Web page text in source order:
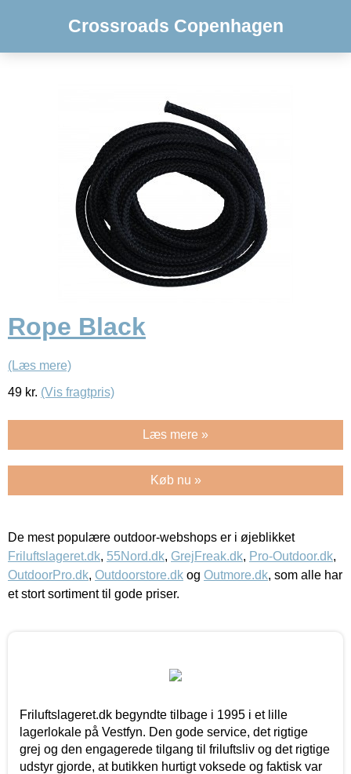
Crossroads Copenhagen
Rope Black
(Læs mere)
49 kr. (Vis fragtpris)
Læs mere »
Køb nu »
De mest populære outdoor-webshops er i øjeblikket
Friluftslageret.dk, 55Nord.dk, GrejFreak.dk, Pro-Outdoor.dk,
OutdoorPro.dk, Outdoorstore.dk og Outmore.dk, som alle har
et stort sortiment til gode priser.
Friluftslageret.dk begyndte tilbage i 1995 i et lille
lagerlokale på Vestfyn. Den gode service, det rigtige
grej og den engagerede tilgang til friluftsliv og det rigtige
udstyr gjorde, at butikken hurtigt voksede og faktisk var